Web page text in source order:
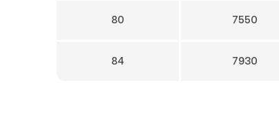
80
84
7550
7930